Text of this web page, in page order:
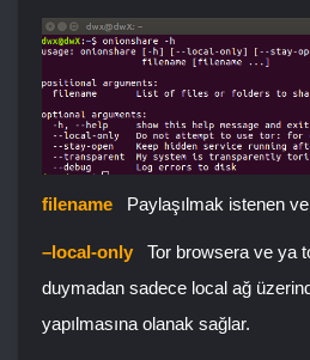
filename Paylaşılmak istenen
–local-only
Tor browsera ve ya
duymadan sadece local ağ
yapılmasına olanak sağlar.